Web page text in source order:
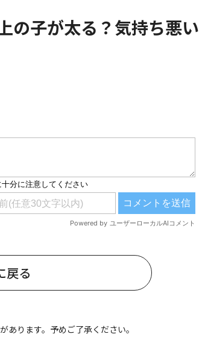
ス #マタニティニュース
の子が太る？気持ち悪い
戻る
ります。予めご了承ください。